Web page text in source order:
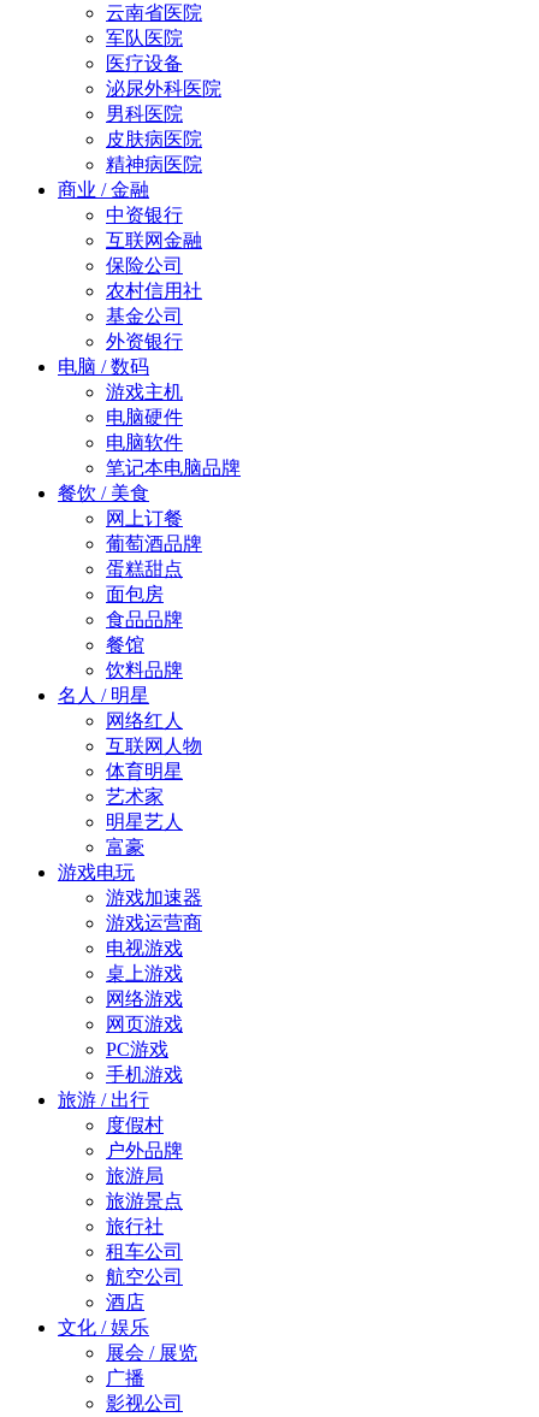
云南省医院
军队医院
医疗设备
泌尿外科医院
男科医院
皮肤病医院
精神病医院
商业 / 金融
中资银行
互联网金融
保险公司
农村信用社
基金公司
外资银行
电脑 / 数码
游戏主机
电脑硬件
电脑软件
笔记本电脑品牌
餐饮 / 美食
网上订餐
葡萄酒品牌
蛋糕甜点
面包房
食品品牌
餐馆
饮料品牌
名人 / 明星
网络红人
互联网人物
体育明星
艺术家
明星艺人
富豪
游戏电玩
游戏加速器
游戏运营商
电视游戏
桌上游戏
网络游戏
网页游戏
PC游戏
手机游戏
旅游 / 出行
度假村
户外品牌
旅游局
旅游景点
旅行社
租车公司
航空公司
酒店
文化 / 娱乐
展会 / 展览
广播
影视公司